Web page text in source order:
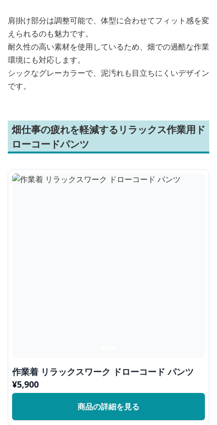
肩掛け部分は調整可能で、体型に合わせてフィット感を変
えられるのも魅力です。
耐久性の高い素材を使用しているため、畑での過酷な作業
環境にも対応します。
シックなグレーカラーで、泥汚れも目立ちにくいデザイン
です。
畑仕事の疲れを軽減するリラックス作業用ド
ローコードパンツ
作業着 リラックスワーク ドローコード パンツ
¥5,900
商品の詳細を見る